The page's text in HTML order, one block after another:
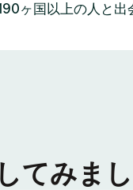
ヶ国以上の人と出
てみまし